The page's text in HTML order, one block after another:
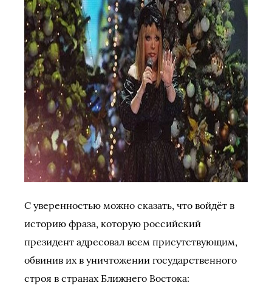
С уверенностью можно сказать, что войдёт в
историю фраза, которую российский
президент адресовал всем присутствующим,
обвинив их в уничтожении государственного
строя в странах Ближнего Востока: